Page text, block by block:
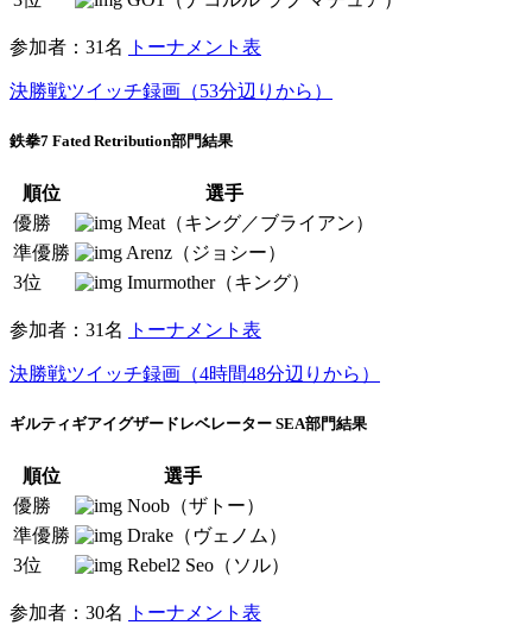
参加者：31名 トーナメント表
決勝戦ツイッチ録画（53分辺りから）
鉄拳7 Fated Retribution部門結果
順位
選手
優勝
Meat（キング／ブライアン）
準優勝
Arenz（ジョシー）
3位
Imurmother（キング）
参加者：31名 トーナメント表
決勝戦ツイッチ録画（4時間48分辺りから）
ギルティギアイグザードレベレーター SEA部門結果
順位
選手
優勝
Noob（ザトー）
準優勝
Drake（ヴェノム）
3位
Rebel2 Seo（ソル）
参加者：30名 トーナメント表